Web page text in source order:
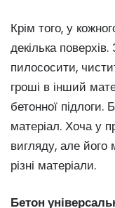
Крім того, у
декілька
пилососити,
гроші в інший
бетонної підлоги.
матеріал. Хоча у
вигляду, але його
різні матеріали.
Бетон